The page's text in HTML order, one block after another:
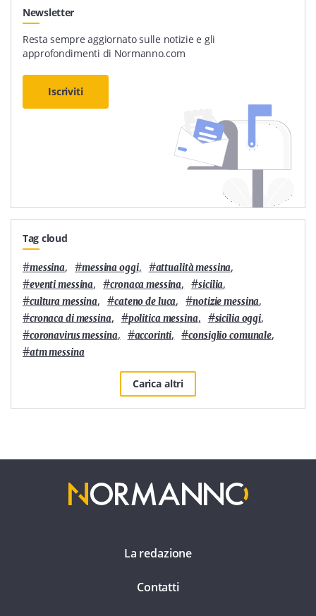
Newsletter
Resta sempre aggiornato sulle notizie e gli
approfondimenti di Normanno.com
Iscriviti
Tag cloud
#messina, #messina oggi, #attualità messina,
#eventi messina, #cronaca messina, #sicilia,
#cultura messina, #cateno de luca, #notizie messina,
#cronaca di messina, #politica messina, #sicilia oggi,
#coronavirus messina, #accorinti, #consiglio comunale,
#atm messina
Carica altri
La redazione
Contatti